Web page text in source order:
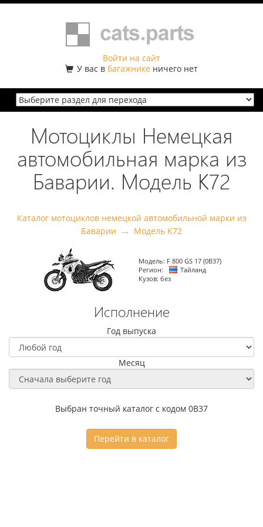
Войти на сайт
У вас в багажнике ничего нет
Мотоциклы Немецкая
автомобильная марка из
Баварии. Модель K72
Каталог мотоциклов немецкой автомобильной марки из
Баварии → Модель K72
Модель: F 800 GS 17 (0B37)
Регион:
Тайланд
Кузов: без
Исполнение
Год выпуска
Месяц
Выбран точный каталог с кодом 0B37
Перейти в каталог